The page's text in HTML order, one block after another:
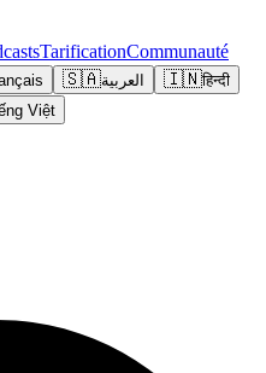
TarificationCommunauté
🇸🇦العربية 🇮🇳हिन्दी
Việt